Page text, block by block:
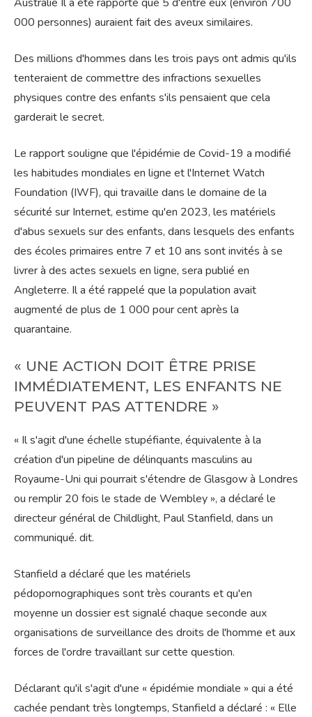
Australie Il a été rapporté que 5 d'entre eux (environ 700
000 personnes) auraient fait des aveux similaires.
Des millions d'hommes dans les trois pays ont admis qu'ils
tenteraient de commettre des infractions sexuelles
physiques contre des enfants s'ils pensaient que cela
garderait le secret.
Le rapport souligne que l'épidémie de Covid-19 a modifié
les habitudes mondiales en ligne et l'Internet Watch
Foundation (IWF), qui travaille dans le domaine de la
sécurité sur Internet, estime qu'en 2023, les matériels
d'abus sexuels sur des enfants, dans lesquels des enfants
des écoles primaires entre 7 et 10 ans sont invités à se
livrer à des actes sexuels en ligne, sera publié en
Angleterre. Il a été rappelé que la population avait
augmenté de plus de 1 000 pour cent après la
quarantaine.
« UNE ACTION DOIT ÊTRE PRISE
IMMÉDIATEMENT, LES ENFANTS NE
PEUVENT PAS ATTENDRE »
« Il s'agit d'une échelle stupéfiante, équivalente à la
création d'un pipeline de délinquants masculins au
Royaume-Uni qui pourrait s'étendre de Glasgow à Londres
ou remplir 20 fois le stade de Wembley », a déclaré le
directeur général de Childlight, Paul Stanfield, dans un
communiqué. dit.
Stanfield a déclaré que les matériels
pédopornographiques sont très courants et qu'en
moyenne un dossier est signalé chaque seconde aux
organisations de surveillance des droits de l'homme et aux
forces de l'ordre travaillant sur cette question.
Déclarant qu'il s'agit d'une « épidémie mondiale » qui a été
cachée pendant très longtemps, Stanfield a déclaré : « Elle